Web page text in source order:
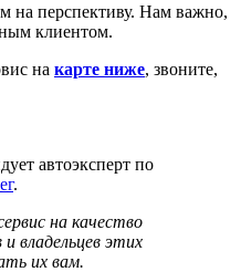
на перспективу. Нам важно,
клиентом.
на карте ниже, звоните,
автоэксперт по
.
на качество
владельцев этих
их вам.